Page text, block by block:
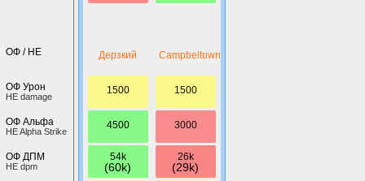
ОФ / HE
ОФ Урон
HE damage
ОФ Альфа
HE Alpha Strike
ОФ ДПМ
HE dpm
Дерзкий
1500
4500
54k
(60k)
Campbeltown
1500
3000
26k
(29k)